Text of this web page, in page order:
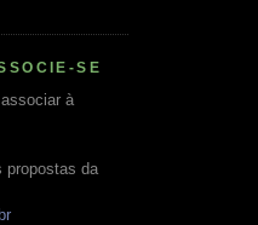
SE
à
propostas da